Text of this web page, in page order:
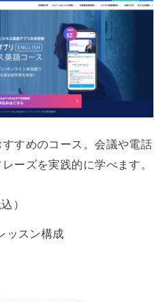
すめのコース。会議や電話
ーズを実践的に学べます。
）
ッスン構成